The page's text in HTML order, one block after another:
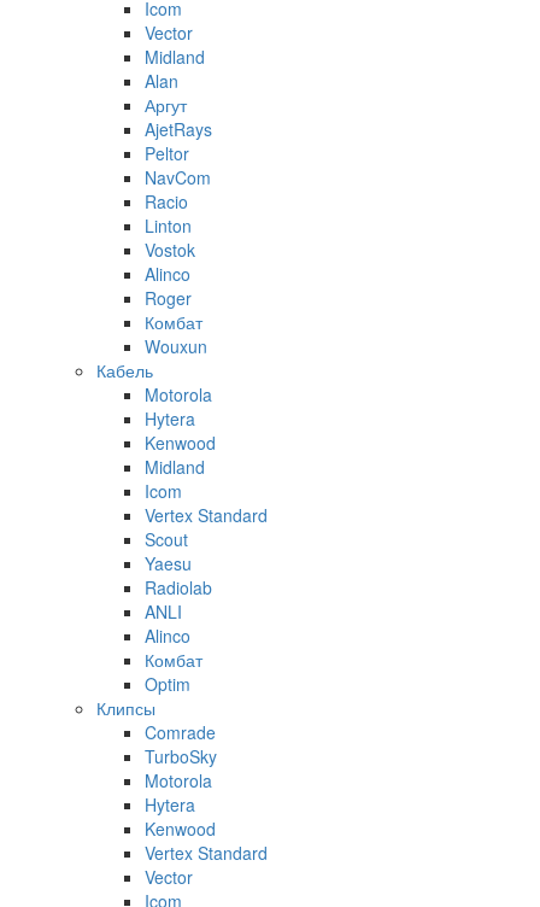
Icom
Vector
Midland
Alan
Аргут
AjetRays
Peltor
NavCom
Racio
Linton
Vostok
Alinco
Roger
Комбат
Wouxun
Кабель
Motorola
Hytera
Kenwood
Midland
Icom
Vertex Standard
Scout
Yaesu
Radiolab
ANLI
Alinco
Комбат
Optim
Клипсы
Comrade
TurboSky
Motorola
Hytera
Kenwood
Vertex Standard
Vector
Icom